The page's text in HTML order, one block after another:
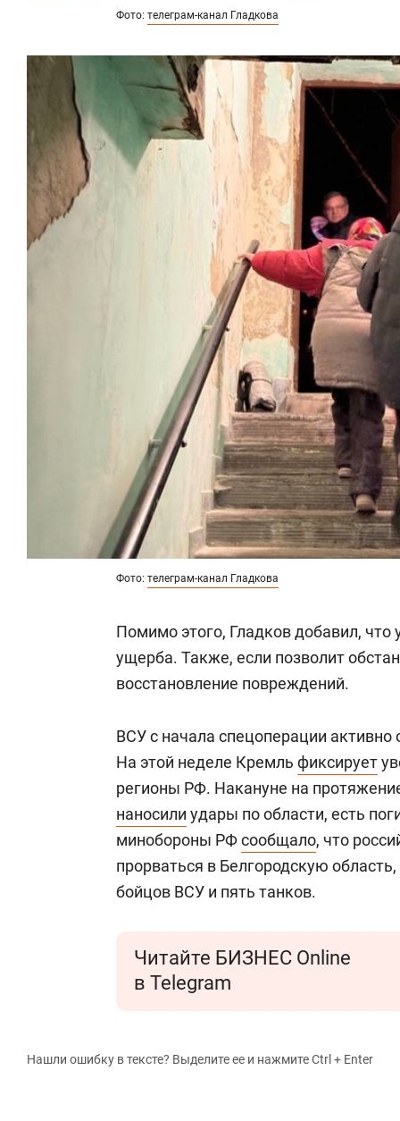
Фото: телеграм-канал Гладкова
Фото: телеграм-канал Гладкова
Помимо этого, Гладков добавил, что
ущерба. Также, если позволит
восстановление повреждений.
ВСУ с начала спецоперации
На этой неделе Кремль фиксирует
регионы РФ. Накануне на
наносили удары по области, есть
минобороны РФсообщало, что
прорваться в Белгородскую
бойцов ВСУ и пять танков.
Читайте БИЗНЕС Online
в Telegram
Нашли ошибку в тексте? Выделите ее и нажмите Ctrl + Enter